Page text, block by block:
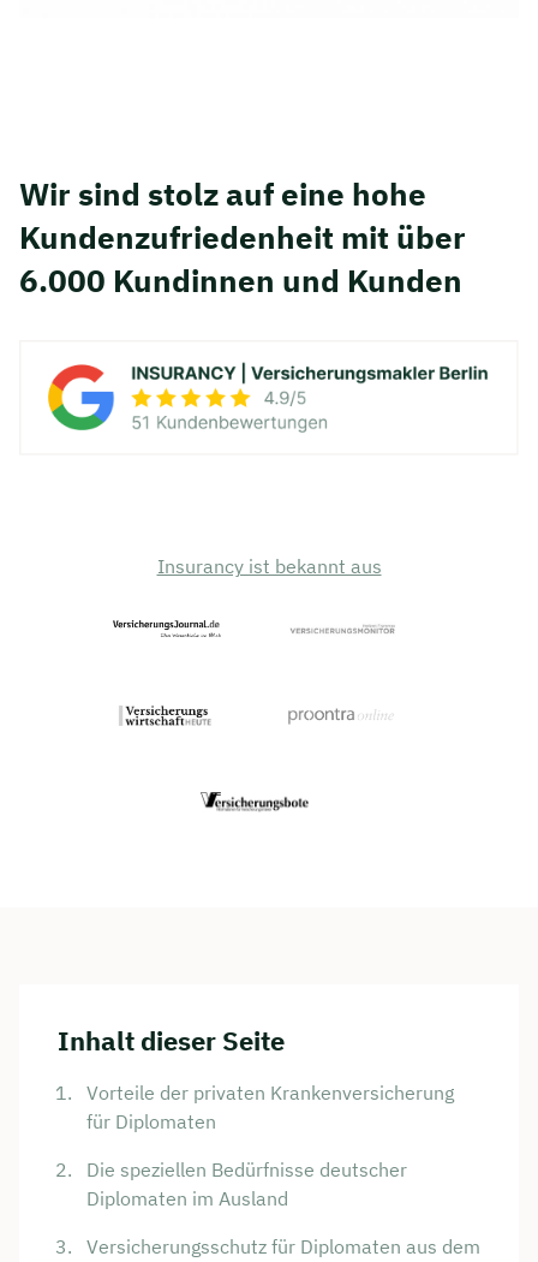
Wir sind stolz auf eine hohe
Kunden­zufriedenheit mit über
6.000 Kundinnen und Kunden
Insurancy ist bekannt aus
Inhalt dieser Seite
Vorteile der privaten Krankenversicherung
für Diplomaten
Die speziellen Bedürfnisse deutscher
Diplomaten im Ausland
Versicherungsschutz für Diplomaten aus dem